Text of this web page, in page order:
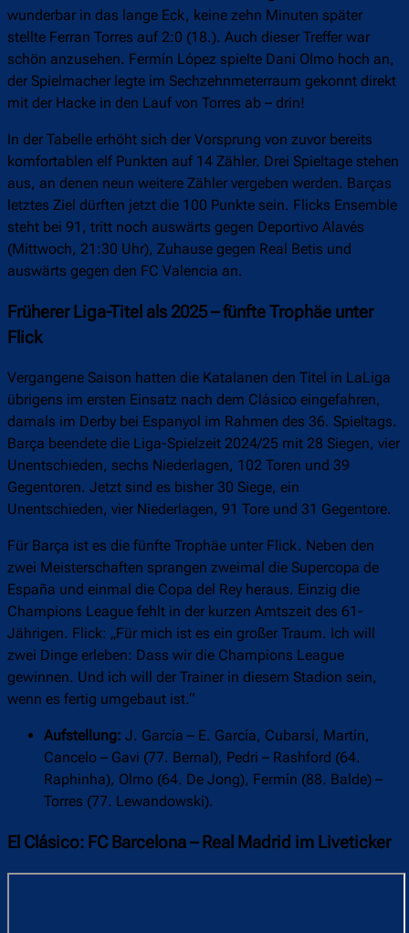
wunderbar in das lange Eck, keine zehn Minuten später
stellte Ferran Torres auf 2:0 (18.). Auch dieser Treffer war
schön anzusehen. Fermín López spielte Dani Olmo hoch an,
der Spielmacher legte im Sechzehnmeterraum gekonnt direkt
mit der Hacke in den Lauf von Torres ab – drin!
In der Tabelle erhöht sich der Vorsprung von zuvor bereits
komfortablen elf Punkten auf 14 Zähler. Drei Spieltage stehen
aus, an denen neun weitere Zähler vergeben werden. Barças
letztes Ziel dürften jetzt die 100 Punkte sein. Flicks Ensemble
steht bei 91, tritt noch auswärts gegen Deportivo Alavés
(Mittwoch, 21:30 Uhr), Zuhause gegen Real Betis und
auswärts gegen den FC Valencia an.
Früherer Liga-Titel als 2025 – fünfte Trophäe unter
Flick
Vergangene Saison hatten die Katalanen den Titel in LaLiga
übrigens im ersten Einsatz nach dem Clásico eingefahren,
damals im Derby bei Espanyol im Rahmen des 36. Spieltags.
Barça beendete die Liga-Spielzeit 2024/25 mit 28 Siegen, vier
Unentschieden, sechs Niederlagen, 102 Toren und 39
Gegentoren. Jetzt sind es bisher 30 Siege, ein
Unentschieden, vier Niederlagen, 91 Tore und 31 Gegentore.
Für Barça ist es die fünfte Trophäe unter Flick. Neben den
zwei Meisterschaften sprangen zweimal die Supercopa de
España und einmal die Copa del Rey heraus. Einzig die
Champions League fehlt in der kurzen Amtszeit des 61-
Jährigen. Flick: „Für mich ist es ein großer Traum. Ich will
zwei Dinge erleben: Dass wir die Champions League
gewinnen. Und ich will der Trainer in diesem Stadion sein,
wenn es fertig umgebaut ist.“
Aufstellung: J. García – E. García, Cubarsí, Martín,
Cancelo – Gavi (77. Bernal), Pedri – Rashford (64.
Raphinha), Olmo (64. De Jong), Fermín (88. Balde) –
Torres (77. Lewandowski).
El Clásico: FC Barcelona – Real Madrid im Liveticker